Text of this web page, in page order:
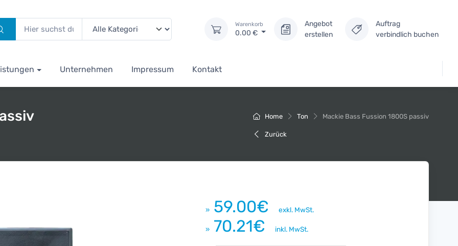
Warenkorb
0.00 €
Angebot
erstellen
Auftrag
verbindlich buchen
Unternehmen Impressum Kontakt
Home Ton Mackie Bass Fussion 1800S passiv
Zurück
» 59.00€ exkl. MwSt.
» 70.21€ inkl. MwSt.